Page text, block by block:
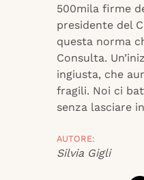
500mila firme
presidente del
questa norma
Consulta.
ingiusta, che
fragili. Noi ci
senza lasciare
AUTORE:
Silvia Gigli